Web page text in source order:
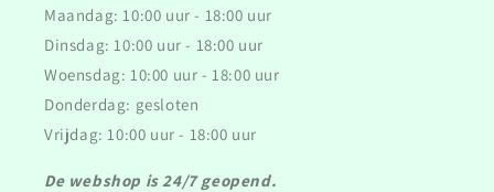
Maandag: 10:00 uur - 18:00 uur
Dinsdag: 10:00 uur - 18:00 uur
Woensdag: 10:00 uur - 18:00 uur
Donderdag: gesloten
Vrijdag: 10:00 uur - 18:00 uur
De webshop is 24/7 geopend.